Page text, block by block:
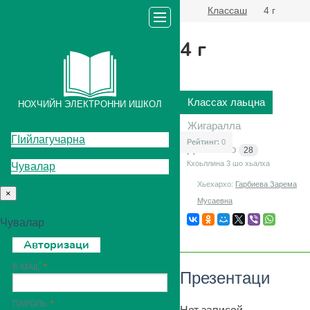
Классаш 4 г
НОХЧИЙН ЭЛЕКТРОННИ ИШКОЛ
ГIийлагучарна
Чувалар
×
Чувалар
Авторизаци
E-MAIL
ПАРОЛЬ
4 г
Классах лаьцна
Жигаралла
Декъашхо
28
Рейтинг: 0
Кхоьллина 3 шо хьалха
Хьехархо: Гарбиева Зарема
Мусаевна
Презентаци